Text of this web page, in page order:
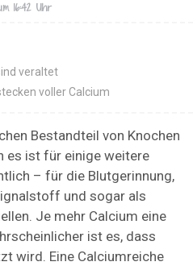
16:42 Uhr
veraltet
voller Calcium
Bestandteil von Knochen
es ist für einige weitere
– für die Blutgerinnung,
und sogar als
Je mehr Calcium eine
ist es, dass
wird. Eine Calciumreiche